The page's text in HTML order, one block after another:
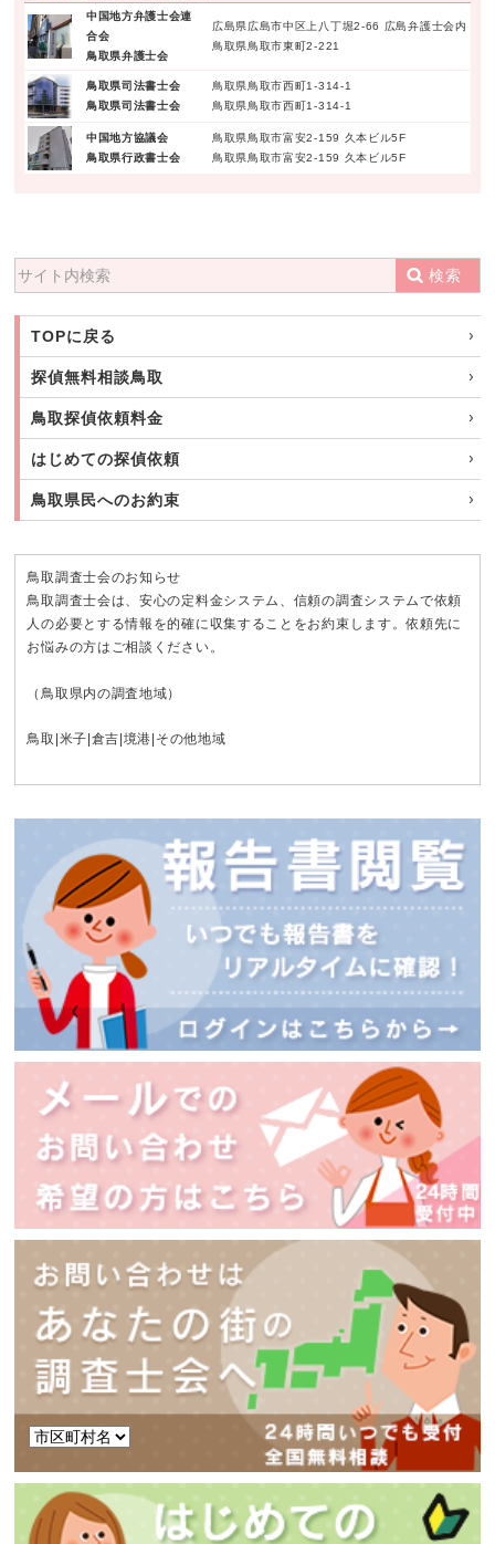
中国地方弁護士会連
合会
鳥取県弁護士会
広島県広島市中区上八丁堀2-66 広島弁護士会内
鳥取県鳥取市東町2-221
鳥取県司法書士会
鳥取県司法書士会
鳥取県鳥取市西町1-314-1
鳥取県鳥取市西町1-314-1
中国地方協議会
鳥取県行政書士会
鳥取県鳥取市富安2-159 久本ビル5F
鳥取県鳥取市富安2-159 久本ビル5F
検索
TOPに戻る
探偵無料相談鳥取
鳥取探偵依頼料金
はじめての探偵依頼
鳥取県民へのお約束
鳥取調査士会のお知らせ
鳥取調査士会は、安心の定料金システム、信頼の調査システムで依頼
人の必要とする情報を的確に収集することをお約束します。依頼先に
お悩みの方はご相談ください。
（鳥取県内の調査地域）
鳥取 |米子|倉吉|境港|その他地域